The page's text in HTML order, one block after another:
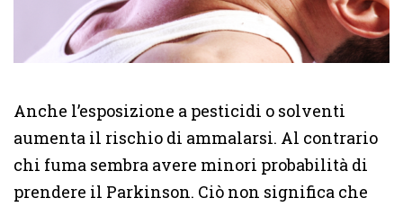
Anche l’esposizione a pesticidi o solventi
aumenta il rischio di ammalarsi. Al contrario
chi fuma sembra avere minori probabilità di
prendere il Parkinson. Ciò non significa che